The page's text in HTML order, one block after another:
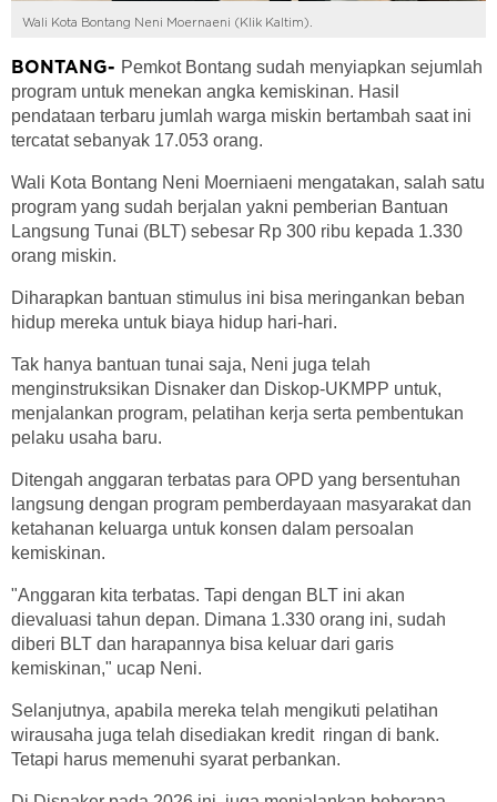
Wali Kota Bontang Neni Moernaeni (Klik Kaltim).
BONTANG- Pemkot Bontang sudah menyiapkan sejumlah
program untuk menekan angka kemiskinan. Hasil
pendataan terbaru jumlah warga miskin bertambah saat ini
tercatat sebanyak 17.053 orang.
Wali Kota Bontang Neni Moerniaeni mengatakan, salah satu
program yang sudah berjalan yakni pemberian Bantuan
Langsung Tunai (BLT) sebesar Rp 300 ribu kepada 1.330
orang miskin.
Diharapkan bantuan stimulus ini bisa meringankan beban
hidup mereka untuk biaya hidup hari-hari.
Tak hanya bantuan tunai saja, Neni juga telah
menginstruksikan Disnaker dan Diskop-UKMPP untuk,
menjalankan program, pelatihan kerja serta pembentukan
pelaku usaha baru.
Ditengah anggaran terbatas para OPD yang bersentuhan
langsung dengan program pemberdayaan masyarakat dan
ketahanan keluarga untuk konsen dalam persoalan
kemiskinan.
"Anggaran kita terbatas. Tapi dengan BLT ini akan
dievaluasi tahun depan. Dimana 1.330 orang ini, sudah
diberi BLT dan harapannya bisa keluar dari garis
kemiskinan," ucap Neni.
Selanjutnya, apabila mereka telah mengikuti pelatihan
wirausaha juga telah disediakan kredit ringan di bank.
Tetapi harus memenuhi syarat perbankan.